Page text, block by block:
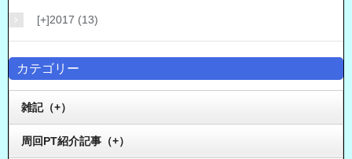
[+]2017 (13)
カテゴリー
雑記（+）
周回PT紹介記事（+）